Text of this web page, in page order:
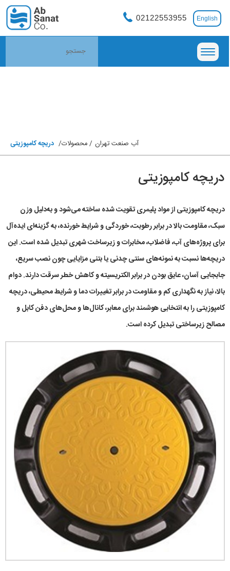
English
02122553955
آب صنعت تهران محصولات دریچه کامپوزیتی
دریچه کامپوزیتی
دریچه کامپوزیتی از مواد پلیمری تقویت‌ شده ساخته می‌شود و به‌دلیل وزن
سبک، مقاومت بالا در برابر رطوبت، خوردگی و شرایط خورنده، به گزینه‌ای ایده‌آل
برای پروژه‌های آب، فاضلاب، مخابرات و زیرساخت شهری تبدیل شده است. این
دریچه‌ها نسبت به نمونه‌های سنتی چدنی یا بتنی مزایایی چون نصب سریع،
جابجایی آسان، عایق بودن در برابر الکتریسیته و کاهش خطر سرقت دارند. دوام
بالا، نیاز به نگهداری کم و مقاومت در برابر تغییرات دما و شرایط محیطی، دریچه
کامپوزیتی را به انتخابی هوشمند برای معابر، کانال‌ها و محل‌های دفن کابل و
مصالح زیرساختی تبدیل کرده است.